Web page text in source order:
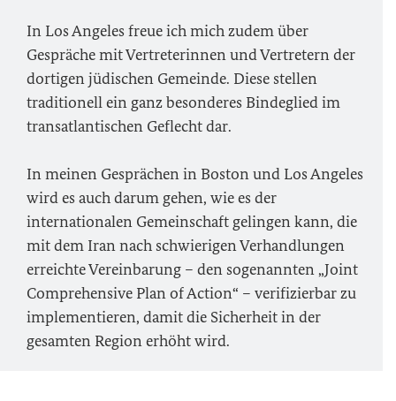
In Los Angeles freue ich mich zudem über
Gespräche mit Vertreterinnen und Vertretern der
dortigen jüdischen Gemeinde. Diese stellen
traditionell ein ganz besonderes Bindeglied im
transatlantischen Geflecht dar.
In meinen Gesprächen in Boston und Los Angeles
wird es auch darum gehen, wie es der
internationalen Gemeinschaft gelingen kann, die
mit dem Iran nach schwierigen Verhandlungen
erreichte Vereinbarung – den sogenannten „Joint
Comprehensive Plan of Action“ – verifizierbar zu
implementieren, damit die Sicherheit in der
gesamten Region erhöht wird.